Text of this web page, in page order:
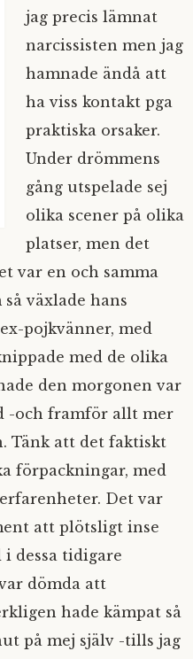
jag precis lämnat
narcissisten men jag
hamnade ändå att
ha viss kontakt pga
praktiska orsaker.
Under drömmens
gång utspelade sej
olika scener på olika
platser, men det
var en och samma
växlade hans
pojkvänner, med
med de olika
den morgonen var
-och framför allt mer
Tänk att det faktiskt
förpackningar, med
Det var
att plötsligt inse
i dessa tidigare
dömda att
hade kämpat så
på mej själv -tills jag